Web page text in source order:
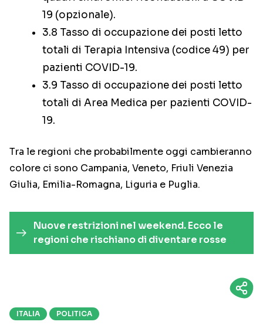
19 (opzionale).
3.8 Tasso di occupazione dei posti letto
totali di Terapia Intensiva (codice 49) per
pazienti COVID-19.
3.9 Tasso di occupazione dei posti letto
totali di Area Medica per pazienti COVID-
19.
Tra le regioni che probabilmente oggi cambieranno
colore ci sono Campania, Veneto, Friuli Venezia
Giulia, Emilia-Romagna, Liguria e Puglia.
Nuove restrizioni nel weekend. Ecco le
regioni che rischiano di diventare rosse
ITALIA POLITICA